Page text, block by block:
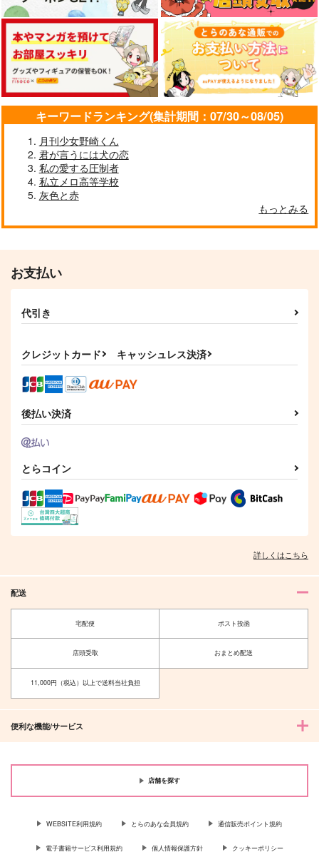
キーワードランキング(集計期間：07/30～08/05)
月刊少女野崎くん
君が言うには犬の恋
私の愛する圧制者
私立メロ高等学校
灰色と赤
もっとみる
お支払い
代引き
クレジットカード キャッシュレス決済
後払い決済
とらコイン
詳しくはこちら
配送
宅配便 ポスト投函
店頭受取 おまとめ配送
11,000円（税込）以上で送料当社負担
便利な機能/サービス
店舗を探す
WEBSITE利用規約 とらのあな会員規約 通信販売ポイント規約
電子書籍サービス利用規約 個人情報保護方針 クッキーポリシー